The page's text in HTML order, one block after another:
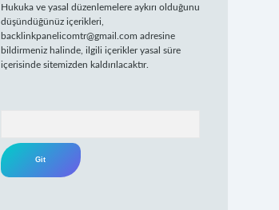
Hukuka ve yasal düzenlemelere aykırı olduğunu
düşündüğünüz içerikleri,
backlinkpanelicomtr@gmail.com adresine
bildirmeniz halinde, ilgili içerikler yasal süre
içerisinde sitemizden kaldırılacaktır.